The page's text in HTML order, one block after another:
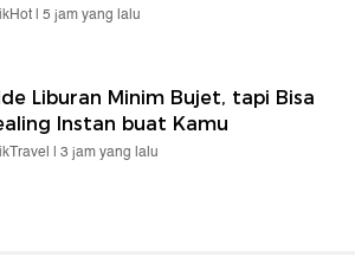
| 5 jam yang lalu
Liburan Minim Bujet, tapi Bisa
Instan buat Kamu
| 3 jam yang lalu